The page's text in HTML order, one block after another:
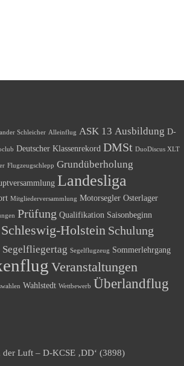
Schleicher Alleinflug ASK 13 Ausbildung D-
Deutscher Klassenrekord DMSt DuoDiscus XLT
Flugzeugschlepp Grundüberholung
Landesliga
Mitgliederversammlung Motorsegler Osterlager
Prüfung Qualifikation Saisonbeginn
Schleswig-Holstein Schulung
Segelfliegertag Segelflugzeug Sommerlehrgang
Veranstaltungen
Wahlstedt Wettbewerb Überlandflug
Luft – D-KCSE ‚DD‘ (3898)